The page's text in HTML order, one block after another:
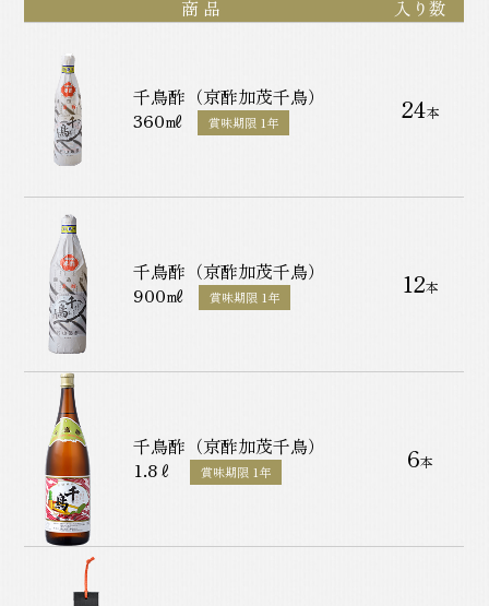
商 品 入り数
千鳥酢（京酢加茂千鳥）
360㎖
賞味期限 1年 24本
千鳥酢（京酢加茂千鳥）
900㎖
賞味期限 1年 12本
千鳥酢（京酢加茂千鳥）
1.8ℓ
賞味期限 1年 6本